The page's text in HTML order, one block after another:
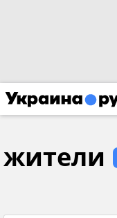
жители